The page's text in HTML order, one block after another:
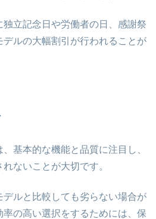
立記念日や労働者の日、感謝祭
ルの大幅割引が行われることが
基本的な機能と品質に注目し、
ないことが大切です。
ルと比較しても劣らない場合が
の高い選択をするためには、保